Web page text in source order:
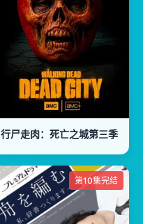
行尸走肉：死亡之城第三季
第10集完结